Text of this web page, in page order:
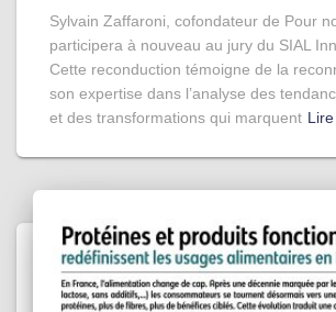
Sylvain Zaffaroni, cofondateur de Pour
participera à nouveau au jury du SIAL
Cette reconduction témoigne de la
son expertise dans l’analyse des
et des transformations qui marquent